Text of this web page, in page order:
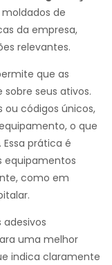
moldados de
da empresa,
relevantes.
que as
seus ativos.
ou códigos únicos,
o que
prática é
equipamentos
como em
uma melhor
indica claramente